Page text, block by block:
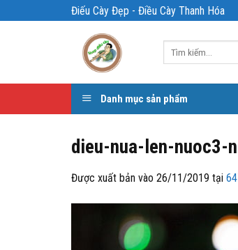
qua
Điếu Cày Đẹp - Điều Cày Thanh Hóa
Danh mục sản phẩm
dieu-nua-len-nuoc3-
Được xuất bản vào 26/11/2019 tại